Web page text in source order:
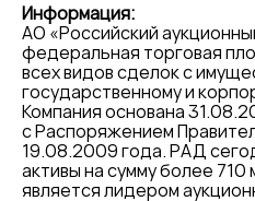
Информация:
АО «Российский
федеральная торговая
всех видов сделок с
государственному и
Компания основана
с Распоряжением
19.08.2009 года. РАД
активы на сумму более
является лидером